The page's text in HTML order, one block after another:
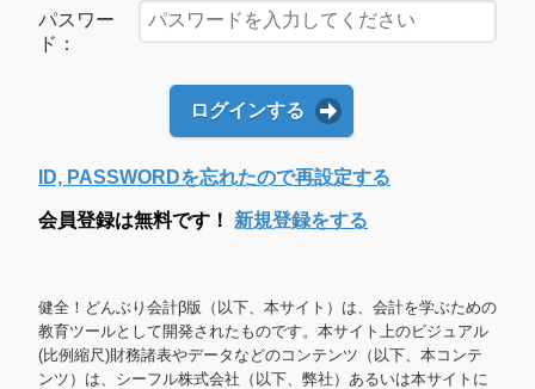
パスワー
ド：
ログインする
ID, PASSWORDを忘れたので再設定する
会員登録は無料です！ 新規登録をする
健全！どんぶり会計β版（以下、本サイト）は、会計を学ぶための
教育ツールとして開発されたものです。本サイト上のビジュアル
(比例縮尺)財務諸表やデータなどのコンテンツ（以下、本コンテ
ンツ）は、シーフル株式会社（以下、弊社）あるいは本サイトに